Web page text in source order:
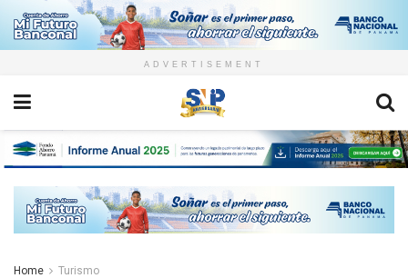
ADVERTISEMENT
Home Turismo